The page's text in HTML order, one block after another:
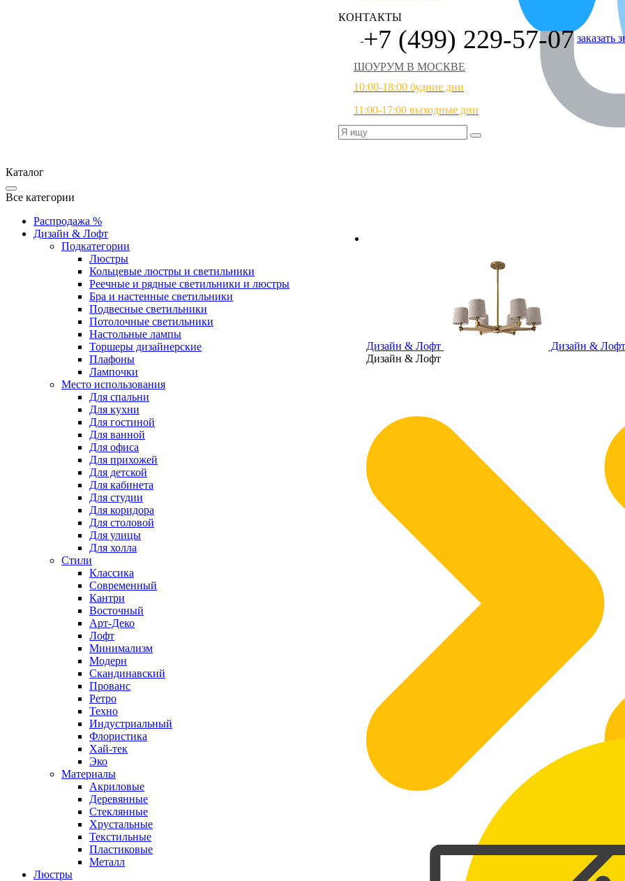
Дизайн & Лофт
Дизайн & Лофт
Дизайн & Лофт
КОНТАКТЫ
+7 (499) 229-57-07 заказать
ШОУРУМ В МОСКВЕ
10:00-18:00 будние дни
11:00-17:00 выходные дни
Каталог
Все категории
Распродажа %
Дизайн & Лофт
Подкатегории
Люстры
Кольцевые люстры и светильники
Реечные и рядные светильники и люстры
Бра и настенные светильники
Подвесные светильники
Потолочные светильники
Настольные лампы
Торшеры дизайнерские
Плафоны
Лампочки
Место использования
Для спальни
Для кухни
Для гостиной
Для ванной
Для офиса
Для прихожей
Для детской
Для кабинета
Для студии
Для коридора
Для столовой
Для улицы
Для холла
Стили
Классика
Современный
Кантри
Восточный
Арт-Деко
Лофт
Минимализм
Модерн
Скандинавский
Прованс
Ретро
Техно
Индустриальный
Флористика
Хай-тек
Эко
Материалы
Акриловые
Деревянные
Стеклянные
Хрустальные
Текстильные
Пластиковые
Металл
Люстры